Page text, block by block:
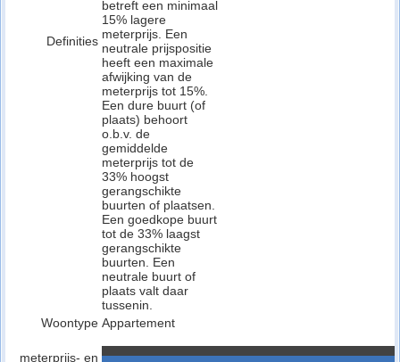
Definities
betreft een minimaal
15% lagere
meterprijs. Een
neutrale prijspositie
heeft een maximale
afwijking van de
meterprijs tot 15%.
Een dure buurt (of
plaats) behoort
o.b.v. de
gemiddelde
meterprijs tot de
33% hoogst
gerangschikte
buurten of plaatsen.
Een goedkope buurt
tot de 33% laagst
gerangschikte
buurten. Een
neutrale buurt of
plaats valt daar
tussenin.
Woontype Appartement
meterprijs- en